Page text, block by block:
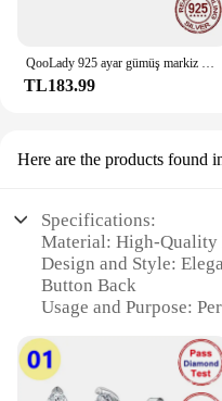
TL183.99
Here are the products found
Specifications:
Material: High-Quality
Design and Style:
Button Back
Usage and Purpose:
Shape or Size or
Sets of 10 or
Performance and